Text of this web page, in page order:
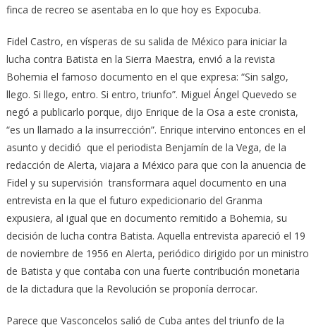
finca de recreo se asentaba en lo que hoy es Expocuba.
Fidel Castro, en vísperas de su salida de México para iniciar la
lucha contra Batista en la Sierra Maestra, envió a la revista
Bohemia el famoso documento en el que expresa: “Sin salgo,
llego. Si llego, entro. Si entro, triunfo”. Miguel Ángel Quevedo se
negó a publicarlo porque, dijo Enrique de la Osa a este cronista,
“es un llamado a la insurrección”. Enrique intervino entonces en el
asunto y decidió que el periodista Benjamín de la Vega, de la
redacción de Alerta, viajara a México para que con la anuencia de
Fidel y su supervisión transformara aquel documento en una
entrevista en la que el futuro expedicionario del Granma
expusiera, al igual que en documento remitido a Bohemia, su
decisión de lucha contra Batista. Aquella entrevista apareció el 19
de noviembre de 1956 en Alerta, periódico dirigido por un ministro
de Batista y que contaba con una fuerte contribución monetaria
de la dictadura que la Revolución se proponía derrocar.
Parece que Vasconcelos salió de Cuba antes del triunfo de la